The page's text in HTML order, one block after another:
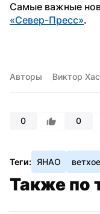
«Север-Пресс».
Авторы Виктор
0 0
Теги: ЯНАО
Также по